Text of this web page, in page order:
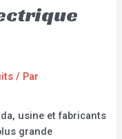
/ Par
usine et fabricants
grande